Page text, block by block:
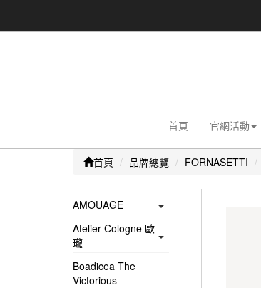
首頁 官網活動
首頁 品牌總覽 FORNASETTI
AMOUAGE
Atelier Cologne 歐
瓏
Boadicea The
Victorious